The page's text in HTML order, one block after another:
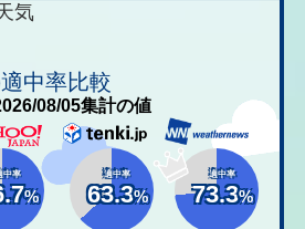
気
中率比較
08/05集計の値
中率
%
適中率
63.3%
適中率
73.3%